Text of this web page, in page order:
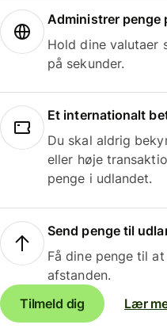
Administrer penge
Hold dine valutaer
på sekunder.
Et internationalt
Du skal aldrig
eller høje
penge i udlandet.
Send penge til
Få dine penge til
afstanden.
Tilmeld dig
Lær